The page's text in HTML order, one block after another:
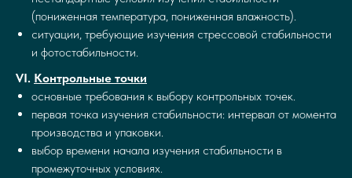
(пониженная температура, пониженная влажность).
ситуации, требующие изучения стрессовой стабильности
и фотостабильности.
VI. Контрольные точки
основные требования к выбору контрольных точек.
первая точка изучения стабильности: интервал от момента
производства и упаковки.
выбор времени начала изучения стабильности в
промежуточных условиях.